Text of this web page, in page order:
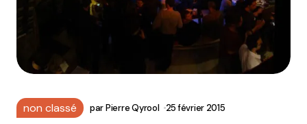
non classé parPierre Qyrool 25 février 2015